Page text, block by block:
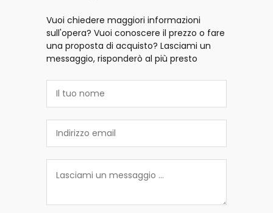
Vuoi chiedere maggiori informazioni
sull'opera? Vuoi conoscere il prezzo o fare
una proposta di acquisto? Lasciami un
messaggio, risponderò al più presto